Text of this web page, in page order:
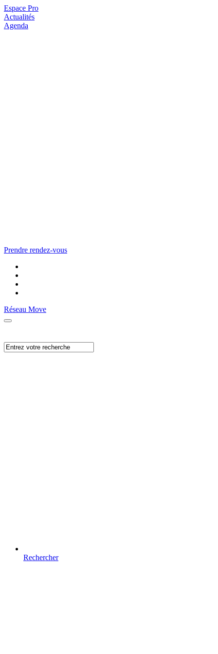
Espace Pro
Actualités
Agenda
Prendre rendez-vous
Réseau Move
Rechercher